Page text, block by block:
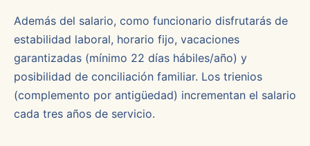
Además del salario, como funcionario disfrutarás de
estabilidad laboral, horario fijo, vacaciones
garantizadas (mínimo 22 días hábiles/año) y
posibilidad de conciliación familiar. Los trienios
(complemento por antigüedad) incrementan el salario
cada tres años de servicio.